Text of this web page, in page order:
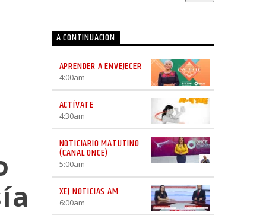
A CONTINUACION
APRENDER A ENVEJECER
4:00am
ACTÍVATE
4:30am
NOTICIARIO MATUTINO
(CANAL ONCE)
5:00am
XEJ NOTICIAS AM
6:00am